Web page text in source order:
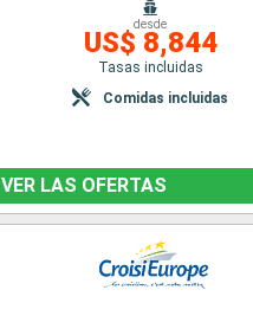
desde
US$ 8,844
Tasas incluidas
Comidas incluidas
VER LAS OFERTAS